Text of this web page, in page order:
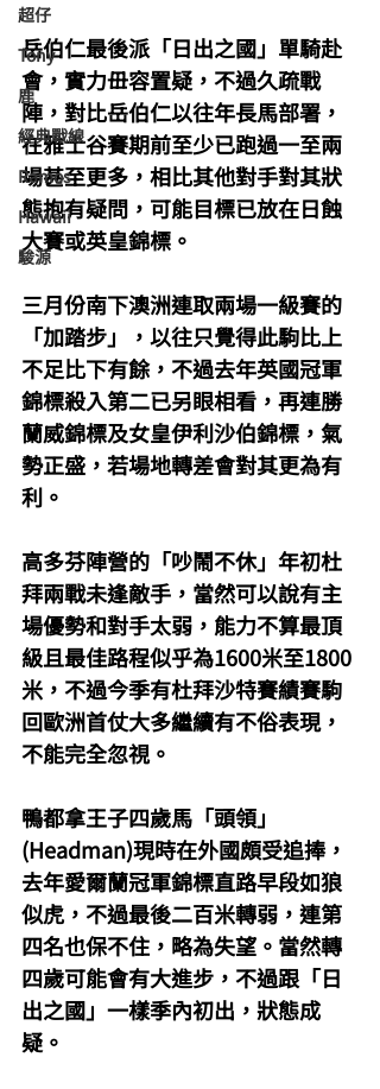
超仔
Tony
鹿
經典戰線
Ramos
Hawaii
駿源
岳伯仁最後派「日出之國」單騎赴
會，實力毌容置疑，不過久疏戰
陣，對比岳伯仁以往年長馬部署，
在雅士谷賽期前至少已跑過一至兩
場甚至更多，相比其他對手對其狀
態抱有疑問，可能目標已放在日蝕
大賽或英皇錦標。
三月份南下澳洲連取兩場一級賽的
「加踏步」，以往只覺得此駒比上
不足比下有餘，不過去年英國冠軍
錦標殺入第二已另眼相看，再連勝
蘭威錦標及女皇伊利沙伯錦標，氣
勢正盛，若場地轉差會對其更為有
利。
高多芬陣營的「吵鬧不休」年初杜
拜兩戰未逢敵手，當然可以說有主
場優勢和對手太弱，能力不算最頂
級且最佳路程似乎為1600米至1800
米，不過今季有杜拜沙特賽績賽駒
回歐洲首仗大多繼續有不俗表現，
不能完全忽視。
鴨都拿王子四歲馬「頭領」
(Headman)現時在外國頗受追捧，
去年愛爾蘭冠軍錦標直路早段如狼
似虎，不過最後二百米轉弱，連第
四名也保不住，略為失望。當然轉
四歲可能會有大進步，不過跟「日
出之國」一樣季內初出，狀態成
疑。